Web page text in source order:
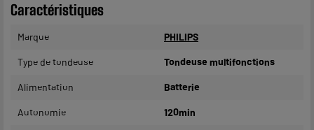
Caractéristiques
Marque PHILIPS
Type de tondeuse Tondeuse multifonctions
Alimentation Batterie
Autonomie 120min